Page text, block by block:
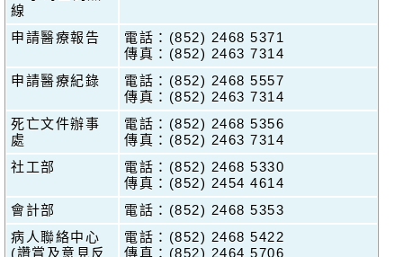
線
申請醫療報告
電話：(852) 2468 5371
傳真：(852) 2463 7314
申請醫療紀錄
電話：(852) 2468 5557
傳真：(852) 2463 7314
死亡文件辦事
處
電話：(852) 2468 5356
傳真：(852) 2463 7314
社工部
電話：(852) 2468 5330
傳真：(852) 2454 4614
會計部
電話：(852) 2468 5353
病人聯絡中心
(讚賞及意見反
電話：(852) 2468 5422
傳真：(852) 2464 5706